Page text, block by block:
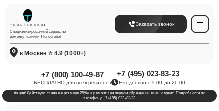
Специализированный сервис по
ремонту техники Thunderobot
Заказать звонок
в Москве ⭐ 4.9 (1000+)
+7 (800) 100-49-87
БЕСПЛАТНО для всех регионов
+7 (495) 023-83-23
Ежедневно с 9:00 до 21:00
Акция! Действует скидка в размере 25% на ремонт при первом обращении в наш сервис. Подробности по
телефону +7 (495) 023-83-23